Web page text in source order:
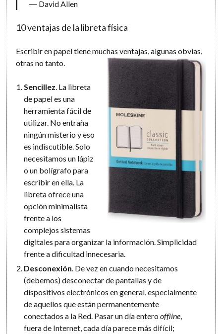
― David Allen
10 ventajas de la libreta física
Escribir en papel tiene muchas ventajas, algunas obvias,
otras no tanto.
Sencillez . La libreta
de papel es una
herramienta fácil de
utilizar. No entraña
ningún misterio y eso
es indiscutible. Solo
necesitamos un lápiz
o un bolígrafo para
escribir en ella. La
libreta ofrece una
opción minimalista
frente a los
complejos sistemas
digitales para organizar la información. Simplicidad
frente a dificultad innecesaria.
Desconexión . De vez en cuando necesitamos
(debemos) desconectar de pantallas y de
dispositivos electrónicos en general, especialmente
de aquellos que están permanentemente
conectados a la Red. Pasar un día enterooffline
fuera de Internet, cada día parece más difícil;